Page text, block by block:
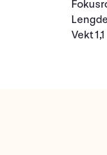
Vekt